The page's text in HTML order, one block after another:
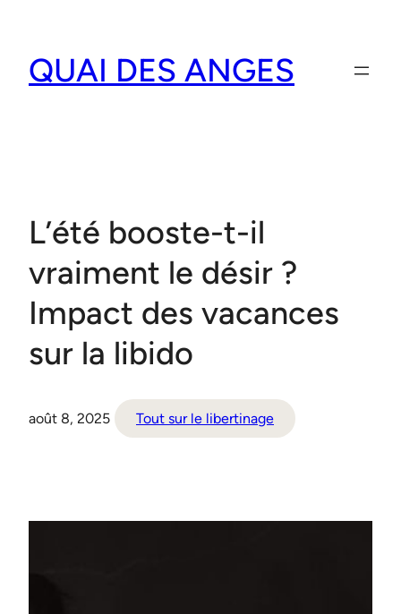
contenu
QUAI DES ANGES
L’été booste-t-il
vraiment le désir ?
Impact des vacances
sur la libido
août 8, 2025 Tout sur le libertinage